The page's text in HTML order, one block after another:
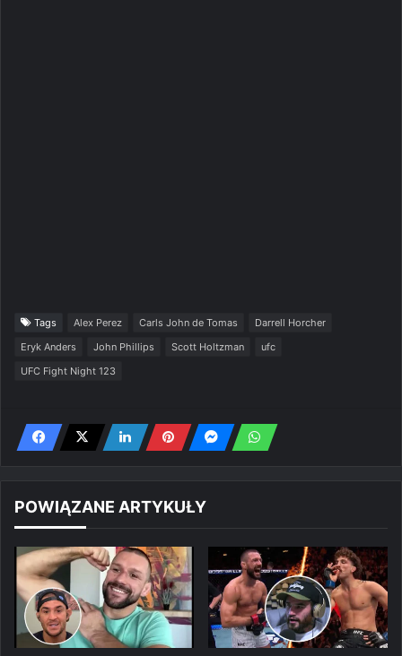
Tags Alex Perez Carls John de Tomas
Darrell Horcher
Eryk Anders
John Phillips Scott Holtzman
ufc
UFC Fight Night 123
POWIĄZANE ARTYKUŁY